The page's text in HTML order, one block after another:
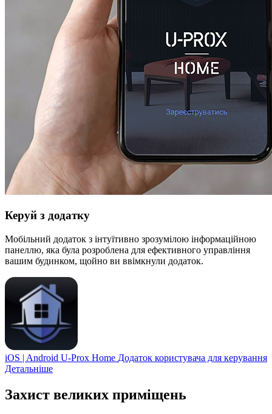
Керуй з додатку
Мобільний додаток з інтуїтивно зрозумілою інформаційною
панеллю, яка була розроблена для ефективного управління
вашим будинком, щойно ви ввімкнули додаток.
iOS | Android U-Prox Home Додаток користувача для керування
Детальніше
Захист великих приміщень